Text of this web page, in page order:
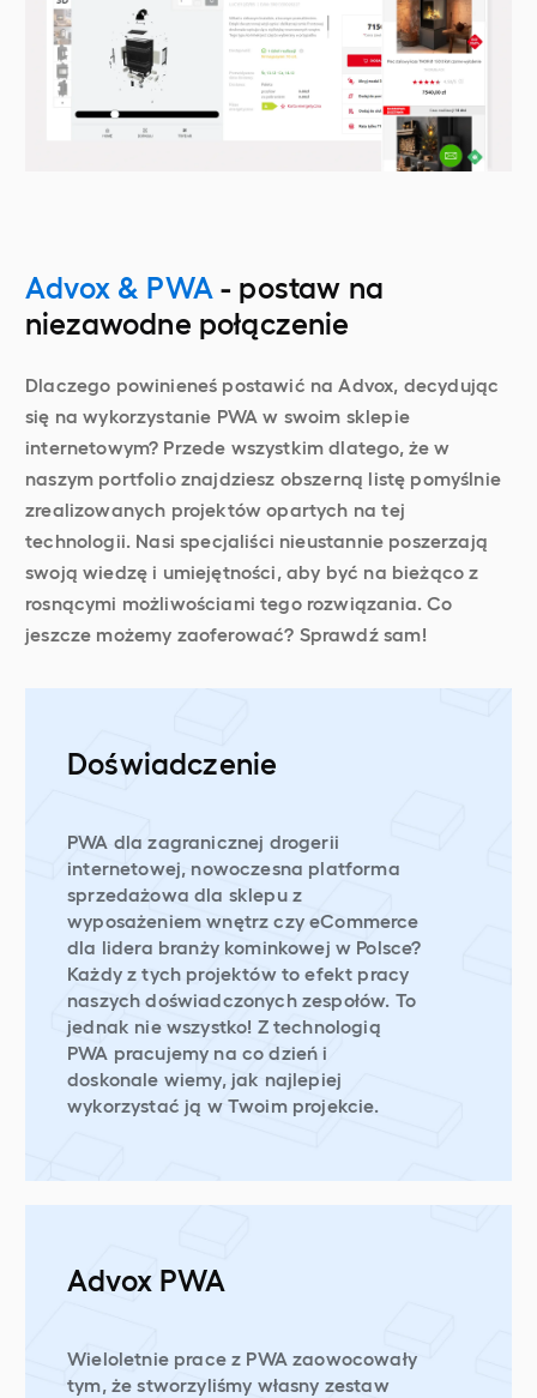
Advox & PWA - postaw na
niezawodne połączenie
Dlaczego powinieneś postawić na Advox, decydując
się na wykorzystanie PWA w swoim sklepie
internetowym? Przede wszystkim dlatego, że w
naszym portfolio znajdziesz obszerną listę pomyślnie
zrealizowanych projektów opartych na tej
technologii. Nasi specjaliści nieustannie poszerzają
swoją wiedzę i umiejętności, aby być na bieżąco z
rosnącymi możliwościami tego rozwiązania. Co
jeszcze możemy zaoferować? Sprawdź sam!
Doświadczenie
PWA dla zagranicznej drogerii
internetowej, nowoczesna platforma
sprzedażowa dla sklepu z
wyposażeniem wnętrz czy eCommerce
dla lidera branży kominkowej w Polsce?
Każdy z tych projektów to efekt pracy
naszych doświadczonych zespołów. To
jednak nie wszystko! Z technologią
PWA pracujemy na co dzień i
doskonale wiemy, jak najlepiej
wykorzystać ją w Twoim projekcie.
Advox PWA
Wieloletnie prace z PWA zaowocowały
tym, że stworzyliśmy własny zestaw